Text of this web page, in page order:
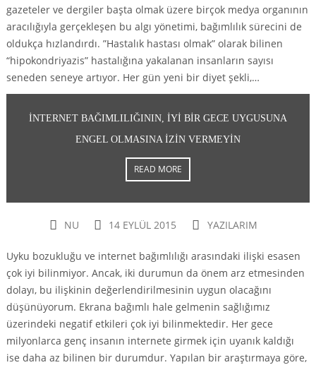
gazeteler ve dergiler başta olmak üzere birçok medya organının
aracılığıyla gerçekleşen bu algı yönetimi, bağımlılık sürecini de
oldukça hızlandırdı. ”Hastalık hastası olmak” olarak bilinen
“hipokondriyazis” hastalığına yakalanan insanların sayısı
seneden seneye artıyor. Her gün yeni bir diyet şekli,…
İNTERNET BAĞIMLILIĞININ, IYI BIR GECE UYGUSUNA
ENGEL OLMASINA IZIN VERMEYIN
READ MORE
NU 14 EYLÜL 2015 YAZILARIM
Uyku bozukluğu ve internet bağımlılığı arasındaki ilişki esasen
çok iyi bilinmiyor. Ancak, iki durumun da önem arz etmesinden
dolayı, bu ilişkinin değerlendirilmesinin uygun olacağını
düşünüyorum. Ekrana bağımlı hale gelmenin sağlığımız
üzerindeki negatif etkileri çok iyi bilinmektedir. Her gece
milyonlarca genç insanın internete girmek için uyanık kaldığı
ise daha az bilinen bir durumdur. Yapılan bir araştırmaya göre,